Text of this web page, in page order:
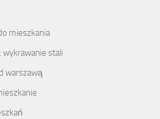
mieszkania
wykrawanie stali
warszawą